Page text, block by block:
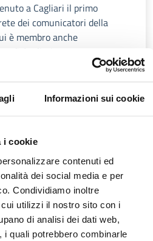
Informazioni sui cookie
i cookie
contenuti ed
dei social media e per
Condividiamo inoltre
utilizzi il nostro sito con i
di analisi dei dati web,
i quali potrebbero combinarle
a Cagliari il primo
dei comunicatori della
è membro anche
di Cagliari.